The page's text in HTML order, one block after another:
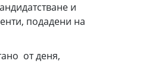
и
подадени на
от деня,